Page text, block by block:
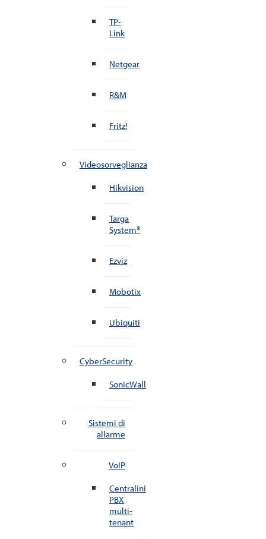
TP-
Link
Netgear
R&M
Fritz!
Videosorveglianza
Hikvision
Targa
System®
Ezviz
Mobotix
Ubiquiti
CyberSecurity
SonicWall
Sistemi di
allarme
VoIP
Centralini
PBX
multi-
tenant